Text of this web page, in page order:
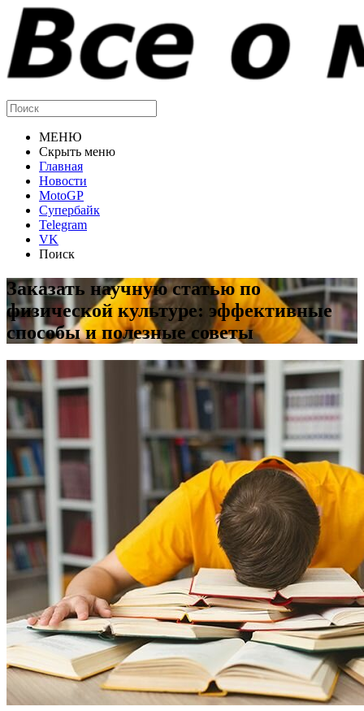
МЕНЮ
Скрыть меню
Главная
Новости
MotoGP
Супербайк
Telegram
VK
Поиск
Заказать научную статью по
физической культуре: эффективные
способы и полезные советы